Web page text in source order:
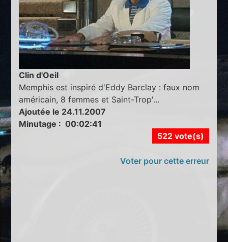
Clin d'Oeil
Memphis est inspiré d'Eddy Barclay : faux nom
américain, 8 femmes et Saint-Trop'...
Ajoutée le 24.11.2007
Minutage : 00:02:41
522 vote(s)
Voter pour cette erreur